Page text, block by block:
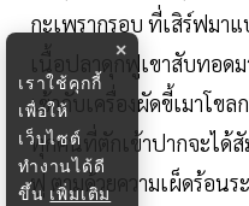
กะเพรากรอบ ที่เสิร์ฟมา
เนื้อปลาดุกฟูเขาสับทอดม
เข้ากับเครื่องผัดขี้เมาโข
ทุกคนที่ตักเข้าปากจะได้
ฟู ตามด้วยความเผ็ดร้อน
×
เราใช้คุกกี้
เพื่อให้
เว็บไซต์
ทำงานได้ดี
ขึ้น เพิ่มเติม